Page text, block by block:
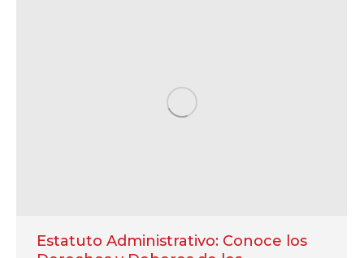
Estatuto Administrativo: Conoce los